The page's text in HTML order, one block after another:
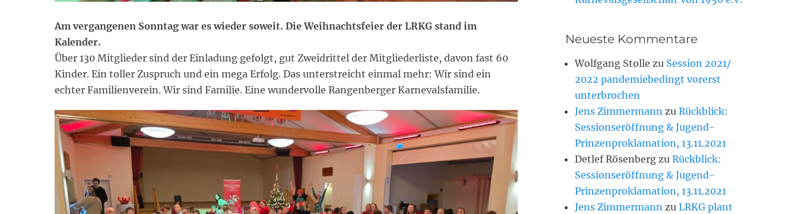
Am vergangenen Sonntag war es wieder soweit. Die Weihnachtsfeier der LRKG stand im
Kalender.
Über 130 Mitglieder sind der Einladung gefolgt, gut Zweidrittel der Mitgliederliste, davon fast 60
Kinder. Ein toller Zuspruch und ein mega Erfolg. Das unterstreicht einmal mehr: Wir sind ein
echter Familienverein. Wir sind Familie. Eine wundervolle Rangenberger Karnevalsfamilie.
Neueste Kommentare
Wolfgang Stolle zu Session 2021/
2022 pandemiebedingt vorerst
unterbrochen
Jens Zimmermann zu Rückblick:
Sessionseröffnung & Jugend-
Prinzenproklamation, 13.11.2021
Detlef Rösenberg zu Rückblick:
Sessionseröffnung & Jugend-
Prinzenproklamation, 13.11.2021
Jens Zimmermann zu LRKG plant